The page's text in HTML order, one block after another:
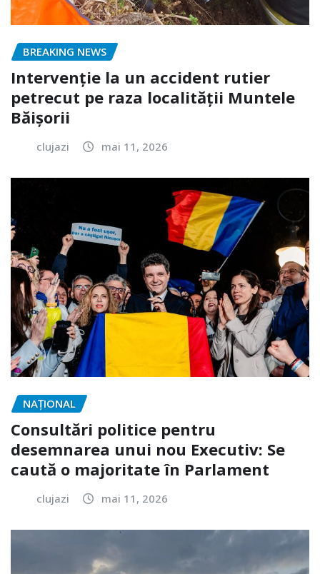
BREAKING NEWS
Intervenție la un accident rutier
petrecut pe raza localității Muntele
Băișorii
clujazi mai 11, 2026
NAŢIONAL
Consultări politice pentru
desemnarea unui nou Executiv: Se
caută o majoritate în Parlament
clujazi mai 11, 2026